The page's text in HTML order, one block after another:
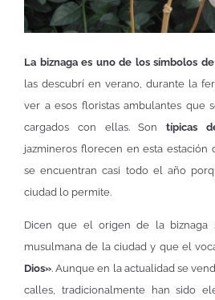
La biznaga es uno de los símbolos
las descubrí en verano, durante la
ver a esos floristas ambulantes que
cargados con ellas. Son típicas
jazmineros florecen en esta estación
se encuentran casi todo el año
ciudad lo permite.
Dicen que el origen de la biznaga
musulmana de la ciudad y que el
Dios». Aunque en la actualidad se
calles, tradicionalmente han sido